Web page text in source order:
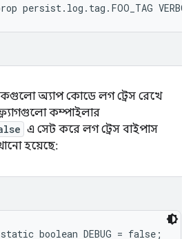
অ্যাপ কোডে লগ ট্রেস রেখে
কম্পাইলার
এ সেট করে লগ ট্রেস বাইপাস
হয়েছে: